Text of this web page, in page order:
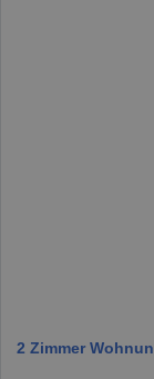
2 Zimmer